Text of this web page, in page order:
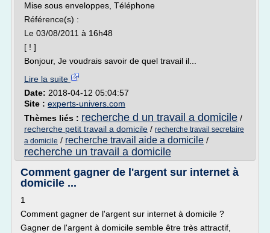
Mise sous enveloppes, Téléphone
Référence(s) :
Le 03/08/2011 à 16h48
[ ! ]
Bonjour, Je voudrais savoir de quel travail il...
Lire la suite
Date: 2018-04-12 05:04:57
Site : experts-univers.com
Thèmes liés : recherche d un travail a domicile /
recherche petit travail a domicile / recherche travail secretaire
a domicile / recherche travail aide a domicile /
recherche un travail a domicile
Comment gagner de l'argent sur internet à
domicile ...
1
Comment gagner de l'argent sur internet à domicile ?
Gagner de l'argent à domicile semble être très attractif,